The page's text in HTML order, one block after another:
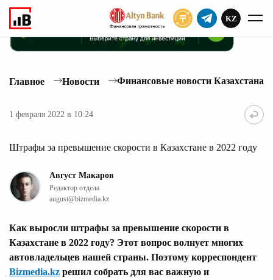
KZ
Главное Новости Финансовые новости Казахстана
1 февраля 2022 в 10:24
Штрафы за превышение скорости в Казахстане в 2022 году
Август Макаров
Редактор отдела
august@bizmedia.kz
Как выросли штрафы за превышение скорости в
Казахстане в 2022 году? Этот вопрос волнует многих
автовладельцев нашей страны. Поэтому корреспондент
Bizmedia.kz решил собрать для вас важную и